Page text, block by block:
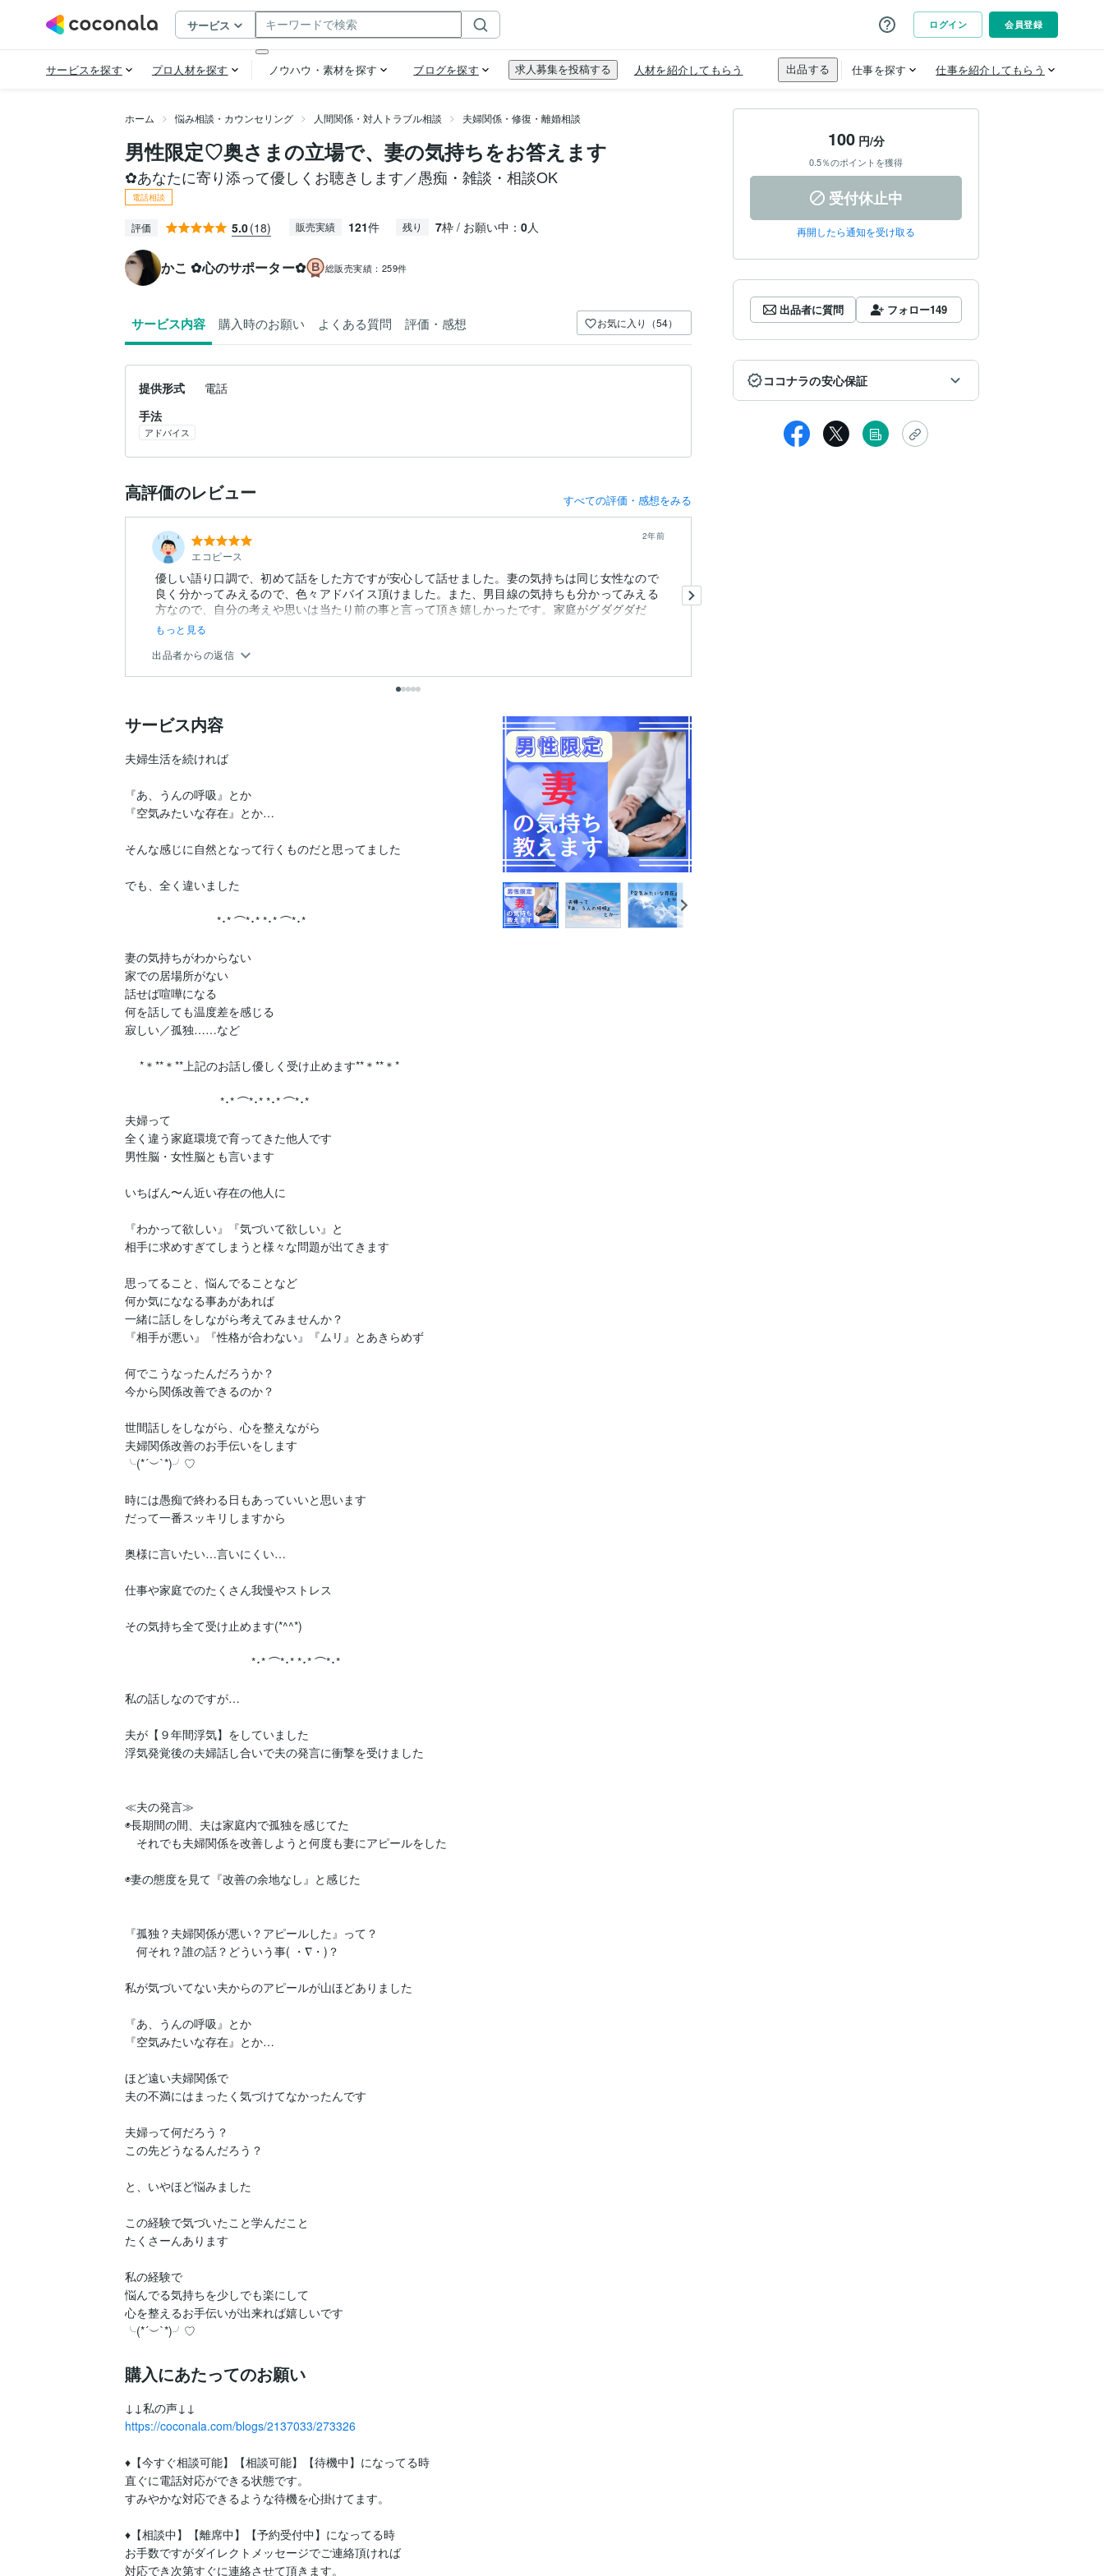
ホーム 悩み相談・カウンセリング 人間関係・対人トラブル相談 夫婦関係・修復・離婚相談
男性限定♡奥さまの立場で、妻の気持ちをお答えます
✿あなたに寄り添って優しくお聴きします／愚痴・雑談・相談OK
電話相談
評価 5.0(18) 販売実績 121件 残り 7枠 / お願い中： 0人
かこ ✿心のサポーター✿ 総販売実績： 259件
サービス内容 購入時のお願い よくある質問 評価・感想 お気に入り（54）
提供形式
電話
手法
アドバイス
高評価のレビュー すべての評価・感想をみる
エコピース
2年前
優しい語り口調で、初めて話をした方ですが安心して話せました。妻の気持ちは同じ女性なので
良く分かってみえるので、色々アドバイス頂けました。また、男目線の気持ちも分かってみえる
方なので、自分の考えや思いは当たり前の事と言って頂き嬉しかったです。家庭がグダグダだ
と...
もっと見る
出品者からの返信
サービス内容
夫婦生活を続ければ
『あ、うんの呼吸』とか
『空気みたいな存在』とか…
そんな感じに自然となって行くものだと思ってました
でも、全く違いました
*･* ⌒*･* *･* ⌒*･*
妻の気持ちがわからない
家での居場所がない
話せば喧嘩になる
何を話しても温度差を感じる
寂しい／孤独……など
*＊**＊**上記のお話し優しく受け止めます**＊**＊*
*･* ⌒*･* *･* ⌒*･*
夫婦って
全く違う家庭環境で育ってきた他人です
男性脳・女性脳とも言います
いちばん〜ん近い存在の他人に
『わかって欲しい』『気づいて欲しい』と
相手に求めすぎてしまうと様々な問題が出てきます
思ってること、悩んでることなど
何か気にななる事あがあれば
一緒に話しをしながら考えてみませんか？
『相手が悪い』『性格が合わない』『ムリ』とあきらめず
何でこうなったんだろうか？
今から関係改善できるのか？
世間話しをしながら、心を整えながら
夫婦関係改善のお手伝いをします
╰(*´︶`*)╯♡
時には愚痴で終わる日もあっていいと思います
だって一番スッキリしますから
奥様に言いたい…言いにくい…
仕事や家庭でのたくさん我慢やストレス
その気持ち全て受け止めます(*^^*)
*･* ⌒*･* *･* ⌒*･*
私の話しなのですが…
夫が【９年間浮気】をしていました
浮気発覚後の夫婦話し合いで夫の発言に衝撃を受けました
≪夫の発言≫
◉長期間の間、夫は家庭内で孤独を感じてた
それでも夫婦関係を改善しようと何度も妻にアピールをした
◉妻の態度を見て『改善の余地なし』と感じた
『孤独？夫婦関係が悪い？アピールした』って？
何それ？誰の話？どういう事( ・∇・)？
私が気づいてない夫からのアピールが山ほどありました
『あ、うんの呼吸』とか
『空気みたいな存在』とか…
ほど遠い夫婦関係で
夫の不満にはまったく気づけてなかったんです
夫婦って何だろう？
この先どうなるんだろう？
と、いやほど悩みました
この経験で気づいたこと学んだこと
たくさーんあります
私の経験で
悩んでる気持ちを少しでも楽にして
心を整えるお手伝いが出来れば嬉しいです
╰(*´︶`*)╯♡
購入にあたってのお願い
https://coconala.com/blogs/2137033/273326
♦【今すぐ相談可能】【相談可能】【待機中】になってる時
直ぐに電話対応ができる状態です。
すみやかな対応できるような待機を心掛けてます。
♦【相談中】【離席中】【予約受付中】になってる時
お手数ですがダイレクトメッセージでご連絡頂ければ
対応でき次第すぐに連絡させて頂きます。
100円/分
0.5％のポイントを獲得
受付休止中
再開したら通知を受け取る
出品者に質問 フォロー149
ココナラの安心保証